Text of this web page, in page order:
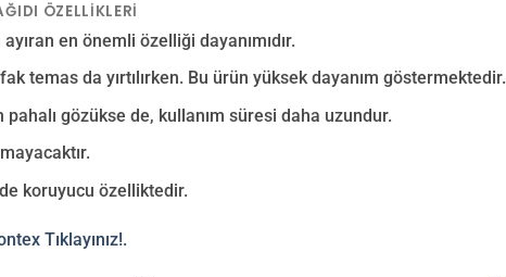
ÖZELLIKLERI
en önemli özelliği dayanımıdır.
temas da yırtılırken. Bu ürün yüksek dayanım göstermektedir.
gözükse de, kullanım süresi daha uzundur.
koruyucu özelliktedir.
Tıklayınız!.